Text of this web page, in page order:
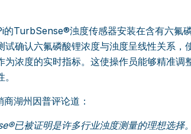
的TurbSense®浊度传感器安装在含有六氟
试确认六氟磷酸锂浓度与浊度呈线性关系，
为浓度的实时指标。这使操作员能够精准调
湖州因普评论道：
已被证明是许多行业浊度测量的理想选择